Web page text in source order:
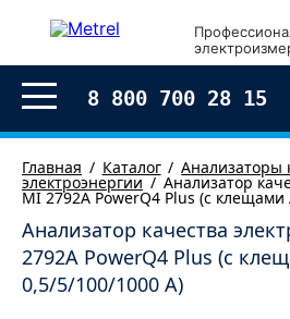
8 800 700 28 15
Главная Каталог Анализаторы
электроэнергии Анализатор
MI 2792A PowerQ4 Plus (с
Анализатор качества
2792A PowerQ4 Plus (с
0,5/5/100/1000 А)
Оформление